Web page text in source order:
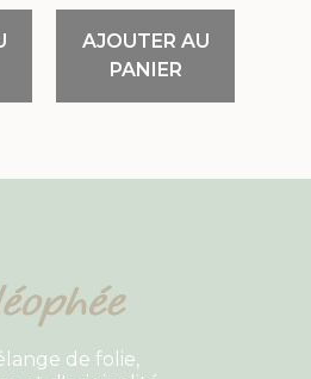
AJOUTER AU
PANIER
de folie,